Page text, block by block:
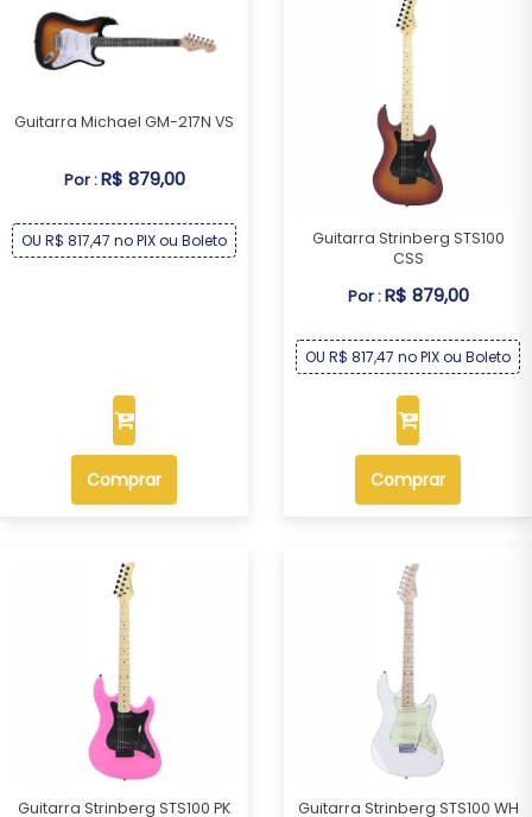
Guitarra Michael GM-217N VS
Por :R$ 879,00
OU R$ 817,47 no PIX ou Boleto
Comprar
Guitarra Strinberg STS100
CSS
Por :R$ 879,00
OU R$ 817,47 no PIX ou Boleto
Comprar
Guitarra Strinberg STS100 PK Guitarra Strinberg STS100 WH